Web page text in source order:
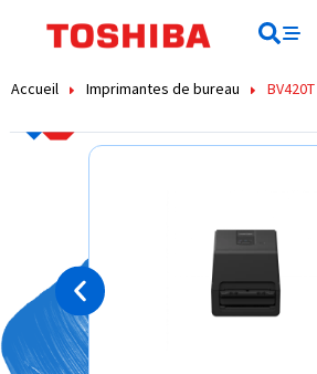
principal
Accueil Imprimantes de bureau BV420T